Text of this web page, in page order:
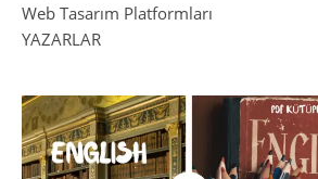
Web Tasarım Platformları
YAZARLAR